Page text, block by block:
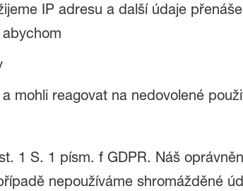
IP adresu a další údaje
mohli reagovat na nedovolené
1 S. 1 písm. f GDPR. Náš
nepoužíváme shromážděné